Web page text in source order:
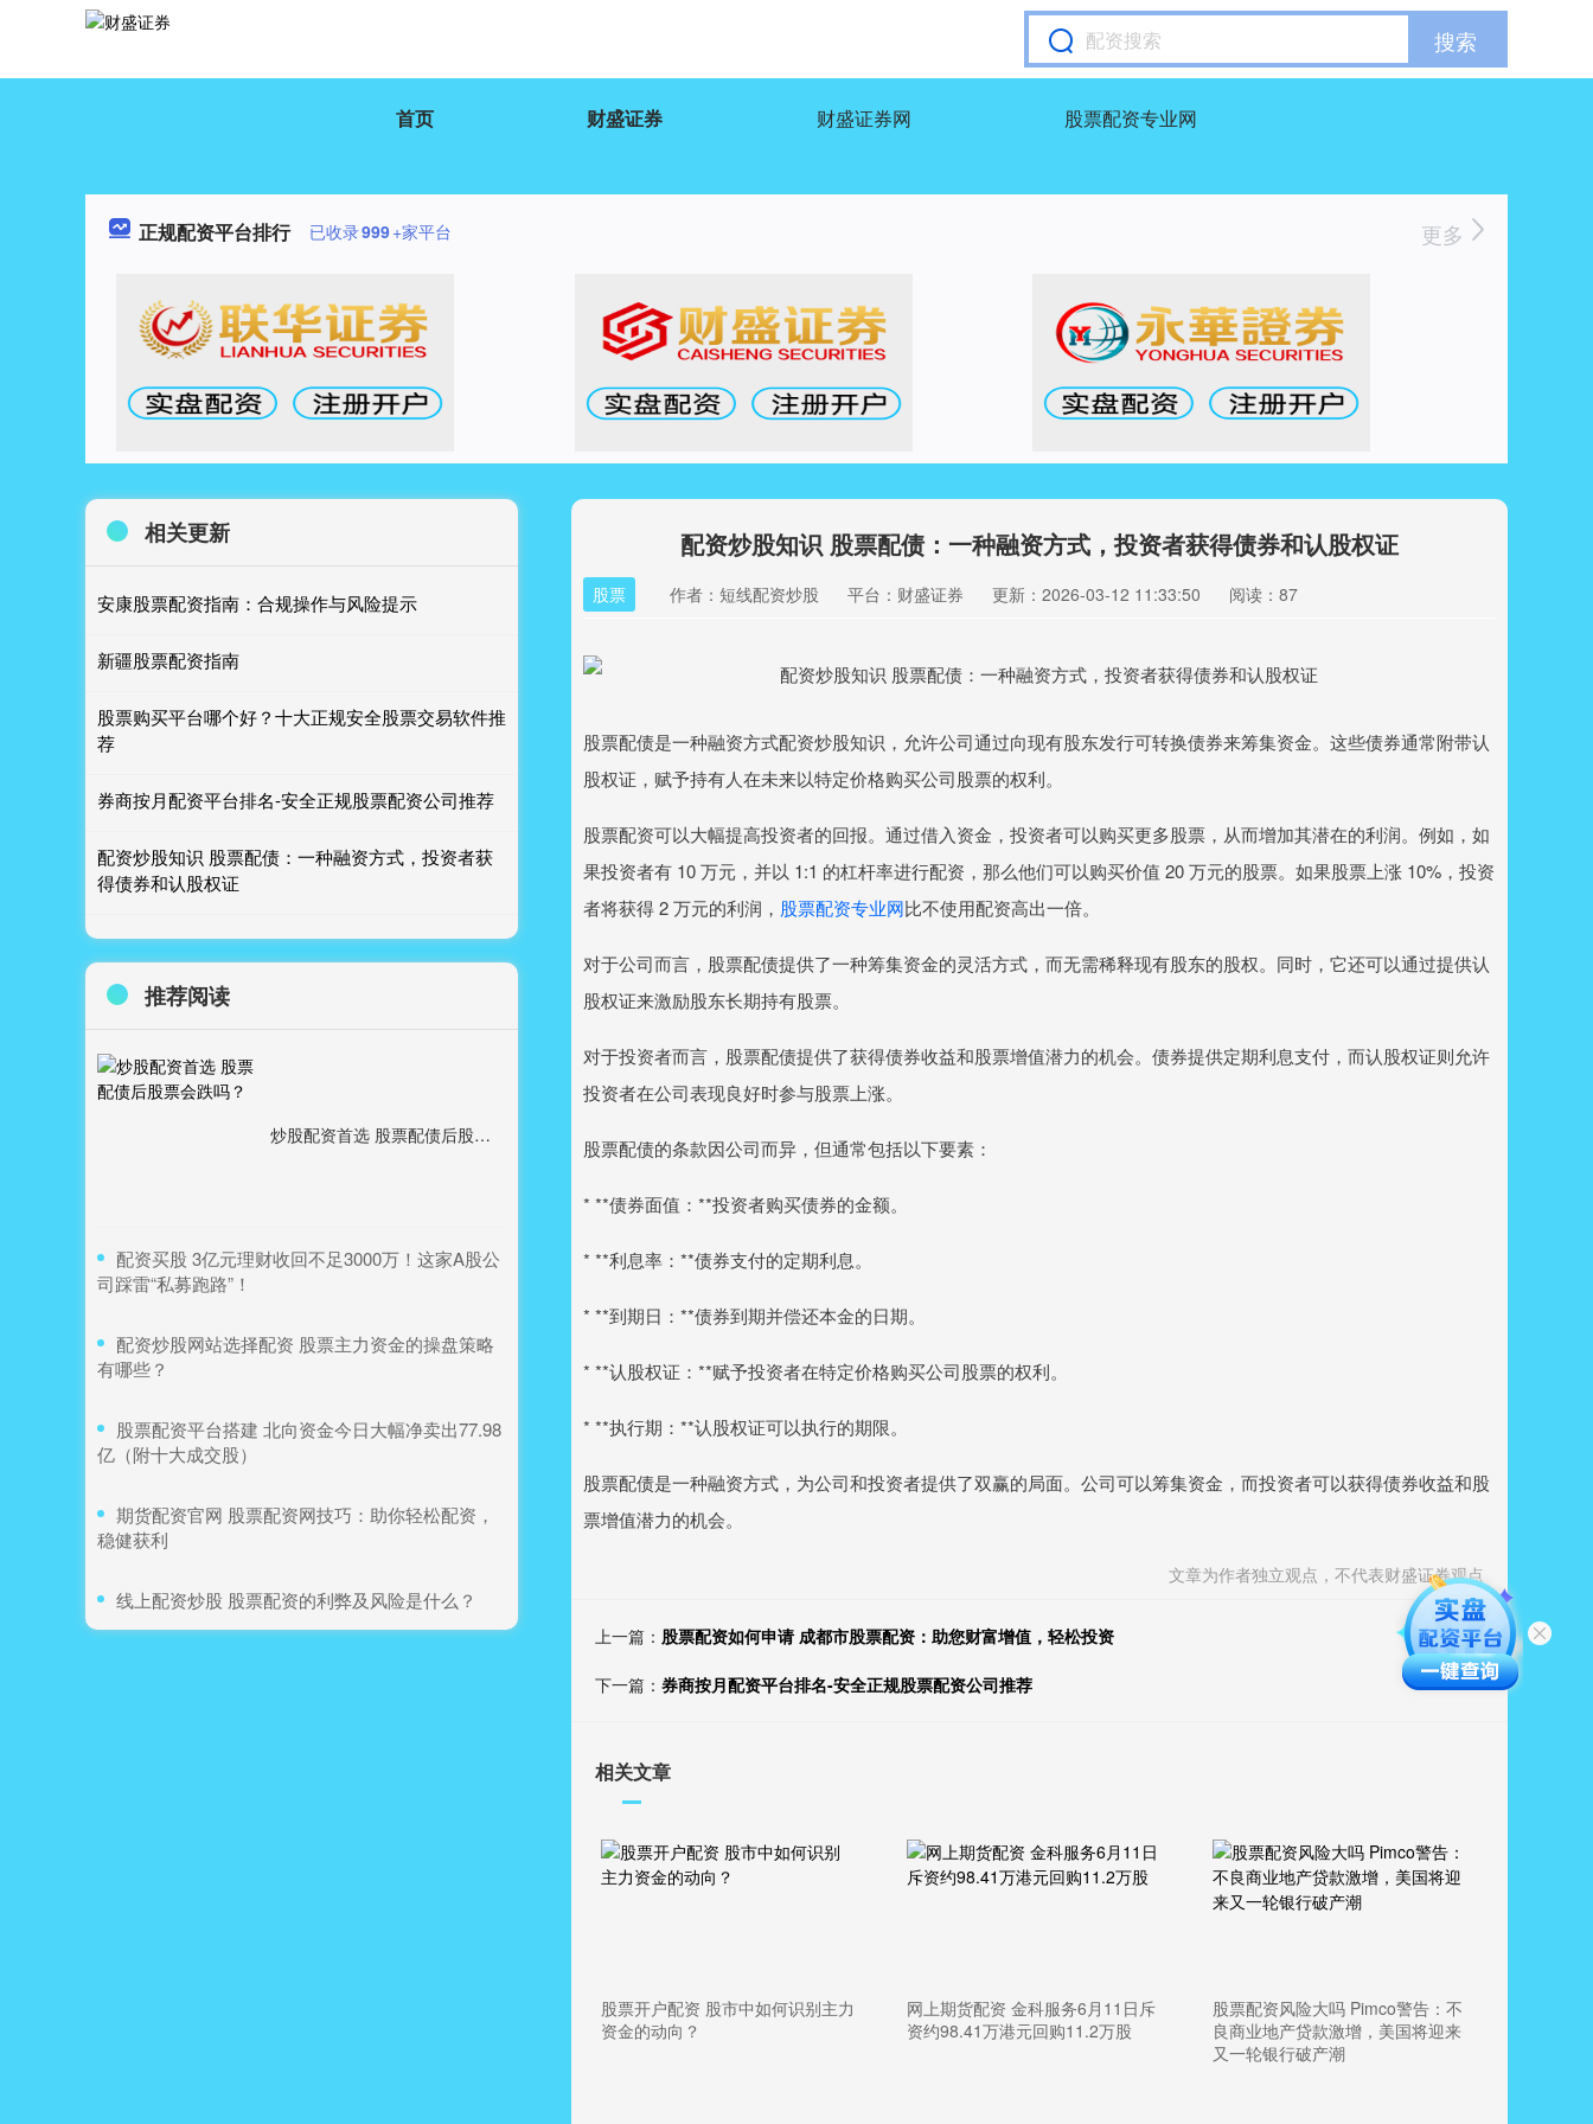
搜索
首页 财盛证券 财盛证券网 股票配资专业网
正规配资平台排行 已收录999+家平台 更多
配资炒股知识 股票配债：一种融资方式，投资者获得债券和认股权证
股票 作者：短线配资炒股 平台：财盛证券 更新：2026-03-12 11:33:50 阅读：87
股票配债是一种融资方式配资炒股知识，允许公司通过向现有股东发行可转换债券来筹集资金。这些债券通常附带认
股权证，赋予持有人在未来以特定价格购买公司股票的权利。
股票配资可以大幅提高投资者的回报。通过借入资金，投资者可以购买更多股票，从而增加其潜在的利润。例如，如
果投资者有 10 万元，并以 1:1 的杠杆率进行配资，那么他们可以购买价值 20 万元的股票。如果股票上涨 10%，投资
者将获得 2 万元的利润， 股票配资专业网比不使用配资高出一倍。
对于公司而言，股票配债提供了一种筹集资金的灵活方式，而无需稀释现有股东的股权。同时，它还可以通过提供认
股权证来激励股东长期持有股票。
对于投资者而言，股票配债提供了获得债券收益和股票增值潜力的机会。债券提供定期利息支付，而认股权证则允许
投资者在公司表现良好时参与股票上涨。
股票配债的条款因公司而异，但通常包括以下要素：
* **债券面值：**投资者购买债券的金额。
* **利息率：**债券支付的定期利息。
* **到期日：**债券到期并偿还本金的日期。
* **认股权证：**赋予投资者在特定价格购买公司股票的权利。
* **执行期：**认股权证可以执行的期限。
股票配债是一种融资方式，为公司和投资者提供了双赢的局面。公司可以筹集资金，而投资者可以获得债券收益和股
票增值潜力的机会。
文章为作者独立观点，不代表财盛证券观点
上一篇： 股票配资如何申请 成都市股票配资：助您财富增值，轻松投资
下一篇： 券商按月配资平台排名-安全正规股票配资公司推荐
相关文章
股票开户配资 股市中如何识别主力
资金的动向？
网上期货配资 金科服务6月11日斥
资约98.41万港元回购11.2万股
股票配资风险大吗 Pimco警告：不
良商业地产贷款激增，美国将迎来
又一轮银行破产潮
相关更新
安康股票配资指南：合规操作与风险提示
新疆股票配资指南
股票购买平台哪个好？十大正规安全股票交易软件推
荐
券商按月配资平台排名-安全正规股票配资公司推荐
配资炒股知识 股票配债：一种融资方式，投资者获
得债券和认股权证
推荐阅读
炒股配资首选 股票配债后股票会跌吗？
​配资买股 3亿元理财收回不足3000万！这家A股公
司踩雷“私募跑路”！
​配资炒股网站选择配资 股票主力资金的操盘策略
有哪些？
​股票配资平台搭建 北向资金今日大幅净卖出77.98
亿（附十大成交股）
​期货配资官网 股票配资网技巧：助你轻松配资，
稳健获利
​线上配资炒股 股票配资的利弊及风险是什么？